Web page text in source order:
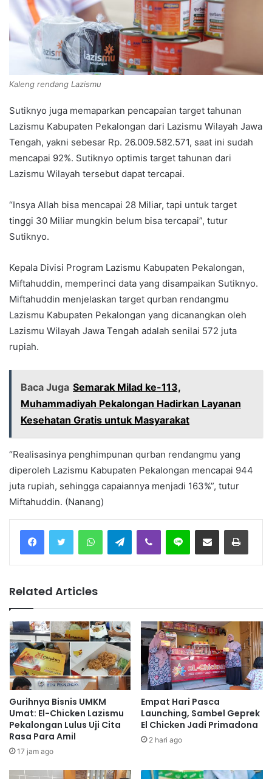
Kaleng rendang Lazismu
Sutiknyo juga memaparkan pencapaian target tahunan
Lazismu Kabupaten Pekalongan dari Lazismu Wilayah Jawa
Tengah, yakni sebesar Rp. 26.009.582.571, saat ini sudah
mencapai 92%. Sutiknyo optimis target tahunan dari
Lazismu Wilayah tersebut dapat tercapai.
“Insya Allah bisa mencapai 28 Miliar, tapi untuk target
tinggi 30 Miliar mungkin belum bisa tercapai”, tutur
Sutiknyo.
Kepala Divisi Program Lazismu Kabupaten Pekalongan,
Miftahuddin, memperinci data yang disampaikan Sutiknyo.
Miftahuddin menjelaskan target qurban rendangmu
Lazismu Kabupaten Pekalongan yang dicanangkan oleh
Lazismu Wilayah Jawa Tengah adalah senilai 572 juta
rupiah.
Baca Juga Semarak Milad ke-113,
Muhammadiyah Pekalongan Hadirkan Layanan
Kesehatan Gratis untuk Masyarakat
“Realisasinya penghimpunan qurban rendangmu yang
diperoleh Lazismu Kabupaten Pekalongan mencapai 944
juta rupiah, sehingga capaiannya menjadi 163%”, tutur
Miftahuddin. (Nanang)
Telegram
Related Articles
Gurihnya Bisnis UMKM
Umat: El-Chicken Lazismu
Pekalongan Lulus Uji Cita
Rasa Para Amil
17 jam ago
Empat Hari Pasca
Launching, Sambel Geprek
El Chicken Jadi Primadona
2 hari ago